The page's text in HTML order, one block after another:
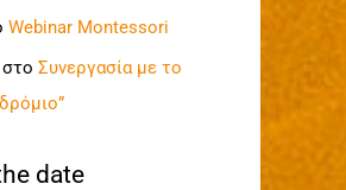
Webinar Montessori
στο Συνεργασία με το
date